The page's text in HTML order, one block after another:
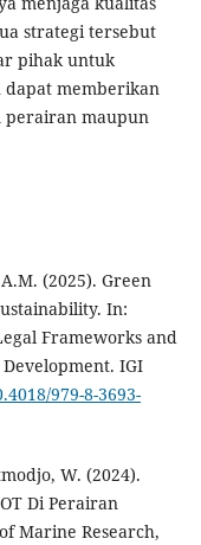
strategi tersebut
pihak untuk
dapat memberikan
perairan maupun
(2025). Green
In:
Frameworks and
IGI
979-8-3693-
W. (2024).
Di Perairan
Marine Research,